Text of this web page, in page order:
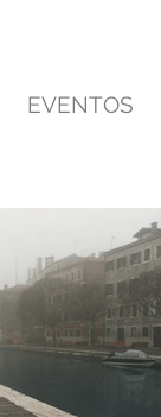
EVENTOS